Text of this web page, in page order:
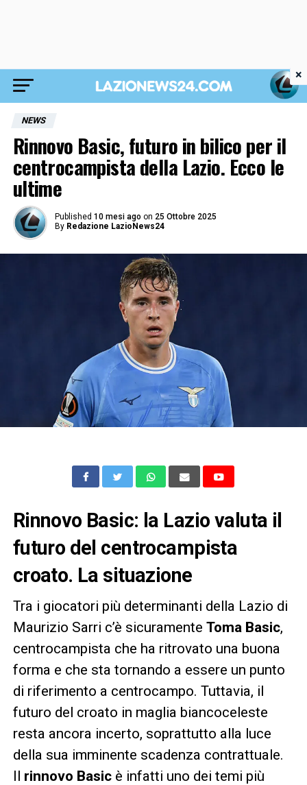
NEWS
Rinnovo Basic, futuro in bilico per il
centrocampista della Lazio. Ecco le
ultime
Published 10 mesi ago on 25 Ottobre 2025
By Redazione LazioNews24
Rinnovo Basic: la Lazio valuta il
futuro del centrocampista
croato. La situazione
Tra i giocatori più determinanti della Lazio di
Maurizio Sarri c’è sicuramente Toma Basic,
centrocampista che ha ritrovato una buona
forma e che sta tornando a essere un punto
di riferimento a centrocampo. Tuttavia, il
futuro del croato in maglia biancoceleste
resta ancora incerto, soprattutto alla luce
della sua imminente scadenza contrattuale.
Il rinnovo Basicè infatti uno dei temi più
×